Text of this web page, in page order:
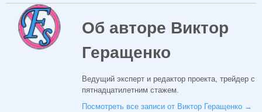
Об авторе Виктор
Геращенко
Ведущий эксперт и редактор проекта, трейдер с
пятнадцатилетним стажем.
Посмотреть все записи от Виктор Геращенко →